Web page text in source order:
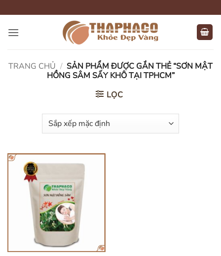
qua
nội
TRANG CHỦ / SẢN PHẨM ĐƯỢC GẮN THẺ “SƠN MẬT
HỒNG SÂM SẤY KHÔ TẠI TPHCM”
LỌC
HẾT HÀNG